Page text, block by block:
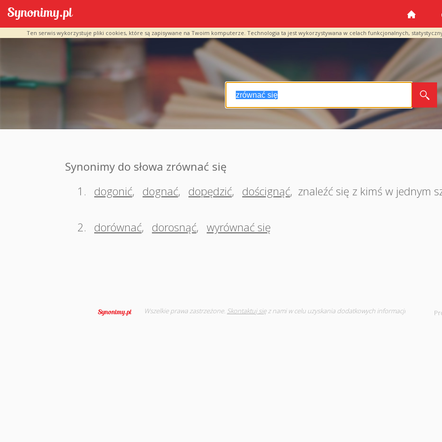
Ten serwis wykorzystuje pliki cookies, które są zapisywane na Twoim komputerze. Technologia ta jest wykorzystywana w celach funkcjonalnych,
Synonimy do słowa zrównać się
1.
dogonić, dognać, dopędzić, doścignąć, znaleźć się z kimś w jednym
2. dorównać, dorosnąć, wyrównać się
Wszelkie prawa zastrzeżone. Skontaktuj sięz nami w celu uzyskania dodatkowych informacji